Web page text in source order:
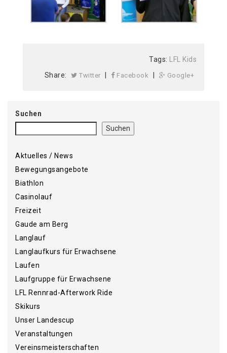
Tags:
LFL Kids
Share:
Twitter Facebook Google+
Suchen
Suchen
Aktuelles / News
Bewegungsangebote
Biathlon
Casinolauf
Freizeit
Gaude am Berg
Langlauf
Langlaufkurs für Erwachsene
Laufen
Laufgruppe für Erwachsene
LFL Rennrad-Afterwork Ride
Skikurs
Unser Landescup
Veranstaltungen
Vereinsmeisterschaften